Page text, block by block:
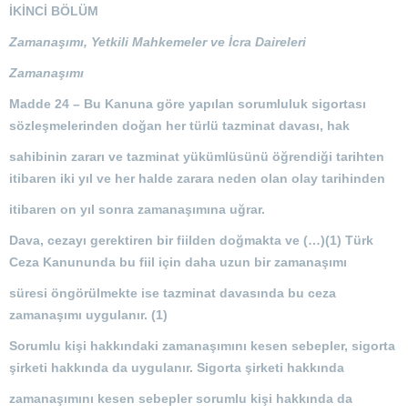
İKİNCİ BÖLÜM
Zamanaşımı, Yetkili Mahkemeler ve İcra Daireleri
Zamanaşımı
Madde 24 – Bu Kanuna göre yapılan sorumluluk sigortası
sözleşmelerinden doğan her türlü tazminat davası, hak
sahibinin zararı ve tazminat yükümlüsünü öğrendiği tarihten
itibaren iki yıl ve her halde zarara neden olan olay tarihinden
itibaren on yıl sonra zamanaşımına uğrar.
Dava, cezayı gerektiren bir fiilden doğmakta ve (…)(1) Türk
Ceza Kanununda bu fiil için daha uzun bir zamanaşımı
süresi öngörülmekte ise tazminat davasında bu ceza
zamanaşımı uygulanır. (1)
Sorumlu kişi hakkındaki zamanaşımını kesen sebepler, sigorta
şirketi hakkında da uygulanır. Sigorta şirketi hakkında
zamanaşımını kesen sebepler sorumlu kişi hakkında da